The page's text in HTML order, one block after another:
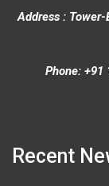
Address :
Phone: +91
Recent